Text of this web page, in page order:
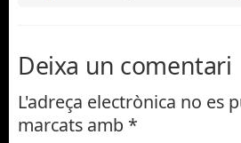
Deixa un comentari
L'adreça electrònica no es
marcats amb *